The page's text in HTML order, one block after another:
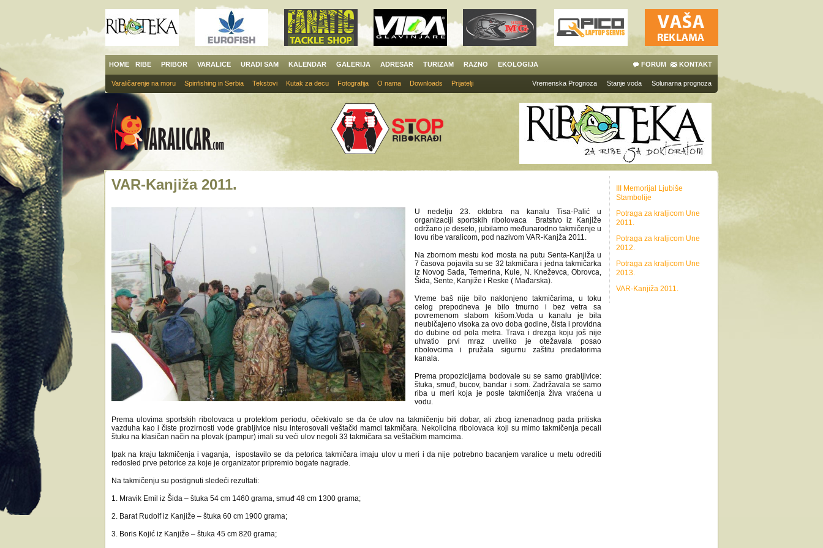
HOME RIBE PRIBOR VARALICE URADI SAM KALENDAR GALERIJA ADRESAR TURIZAM RAZNO EKOLOGIJA FORUM KONTAKT
Varaličarenje na moru Spinfishing in Serbia Tekstovi Kutak za decu Fotografija O nama Downloads Prijatelji Vremenska Prognoza Stanje voda Solunarna prognoza
VAR-Kanjiža 2011.
U nedelju 23. oktobra na kanalu Tisa-Palić u
organizaciji sportskih ribolovaca Bratstvo iz Kanjiže
održano je deseto, jubilarno međunarodno takmičenje u
lovu ribe varalicom, pod nazivom VAR-Kanjža 2011.
Na zbornom mestu kod mosta na putu Senta-Kanjiža u
7 časova pojavila su se 32 takmičara i jedna takmičarka
iz Novog Sada, Temerina, Kule, N. Kneževca, Obrovca,
Šida, Sente, Kanjiže i Reske ( Mađarska).
Vreme baš nije bilo naklonjeno takmičarima, u toku
celog prepodneva je bilo tmurno i bez vetra sa
povremenom slabom kišom.Voda u kanalu je bila
neubičajeno visoka za ovo doba godine, čista i providna
do dubine od pola metra. Trava i drezga koju još nije
uhvatio prvi mraz uveliko je otežavala posao
ribolovcima i pružala sigurnu zaštitu predatorima
kanala.
Prema propozicijama bodovale su se samo grabljivice:
štuka, smuđ, bucov, bandar i som. Zadržavala se samo
riba u meri koja je posle takmičenja živa vraćena u
vodu.
Prema ulovima sportskih ribolovaca u proteklom periodu, očekivalo se da će ulov na takmičenju biti dobar, ali zbog iznenadnog pada pritiska
vazduha kao i čiste prozirnosti vode grabljivice nisu interosovali veštački mamci takmičara. Nekolicina ribolovaca koji su mimo takmičenja pecali
štuku na klasičan način na plovak (pampur) imali su veći ulov negoli 33 takmičara sa veštačkim mamcima.
Ipak na kraju takmičenja i vaganja, ispostavilo se da petorica takmičara imaju ulov u meri i da nije potrebno bacanjem varalice u metu odrediti
redosled prve petorice za koje je organizator pripremio bogate nagrade.
Na takmičenju su postignuti sledeći rezultati:
1. Mravik Emil iz Šida – štuka 54 cm 1460 grama, smuđ 48 cm 1300 grama;
2. Barat Rudolf iz Kanjiže – štuka 60 cm 1900 grama;
3. Boris Kojić iz Kanjiže – štuka 45 cm 820 grama;
III Memorijal Ljubiše
Stambolije
Potraga za kraljicom Une
2011.
Potraga za kraljicom Une
2012.
Potraga za kraljicom Une
2013.
VAR-Kanjiža 2011.